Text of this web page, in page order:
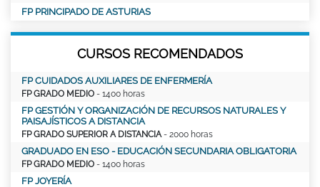
FP PRINCIPADO DE ASTURIAS
CURSOS RECOMENDADOS
FP CUIDADOS AUXILIARES DE ENFERMERÍA
FP GRADO MEDIO - 1400 horas
FP GESTIÓN Y ORGANIZACIÓN DE RECURSOS NATURALES Y
PAISAJÍSTICOS A DISTANCIA
FP GRADO SUPERIOR A DISTANCIA - 2000 horas
GRADUADO EN ESO - EDUCACIÓN SECUNDARIA OBLIGATORIA
FP GRADO MEDIO - 1400 horas
FP JOYERÍA